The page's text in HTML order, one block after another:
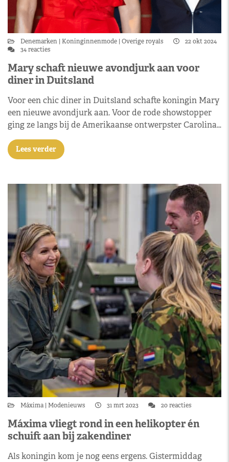
Denemarken Koninginnenmode Overige royals
22 okt 2024
34 reacties
Mary schaft nieuwe avondjurk aan voor
diner in Duitsland
Voor een chic diner in Duitsland schafte koningin Mary
een nieuwe avondjurk aan. Voor de rode showstopper
ging ze langs bij de Amerikaanse ontwerpster Carolina…
Lees verder
Máxima Modenieuws 31 mrt 2023 20 reacties
Máxima vliegt rond in een helikopter én
schuift aan bij zakendiner
Als koningin kom je nog eens ergens. Gistermiddag